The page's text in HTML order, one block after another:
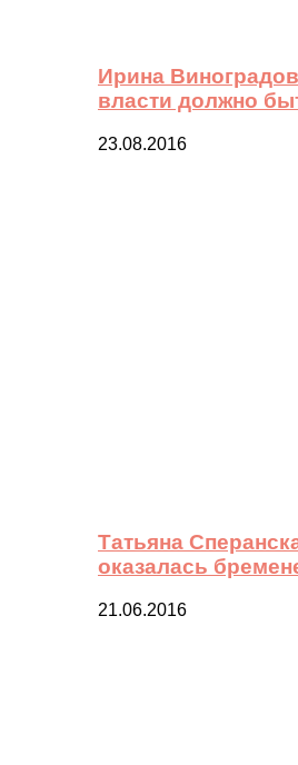
Ирина
власти должно
23.08.2016
Татьяна
оказалась
21.06.2016